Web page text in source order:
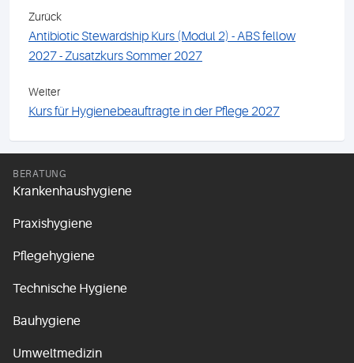
Zurück
Antibiotic Stewardship Kurs (Modul 2) - ABS fellow
2027 - Zusatzkurs Sommer 2027
Weiter
Kurs für Hygienebeauftragte in der Pflege 2027
BERATUNG
Krankenhaushygiene
Praxishygiene
Pflegehygiene
Technische Hygiene
Bauhygiene
Umweltmedizin